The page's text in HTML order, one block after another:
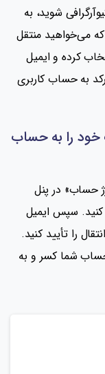
شوید، به
می‌خواهید منتقل
کرده و ایمیل
به حساب کاربری
خود را به حساب
حساب» در پنل
کنید. سپس ایمیل
را تأیید کنید.
حساب شما کسر و به